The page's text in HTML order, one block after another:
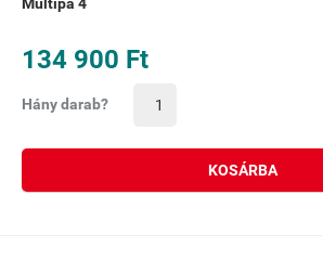
134 900 Ft
Hány darab?
KOSÁRBA